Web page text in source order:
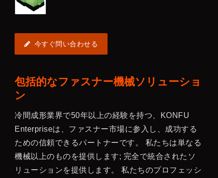
今すぐ問い合わせる
包括的なファスナー機械ソリューショ
ン
冷間成形業界で50年以上の経験を持つ、KONFU
Enterpriseは、ファスナー市場に参入し、成功する
ための信頼できるパートナーです。 私たちは単なる
機械以上のものを提供します; 完全で統合されたソ
リューションを提供します。 私たちのプロフェッシ